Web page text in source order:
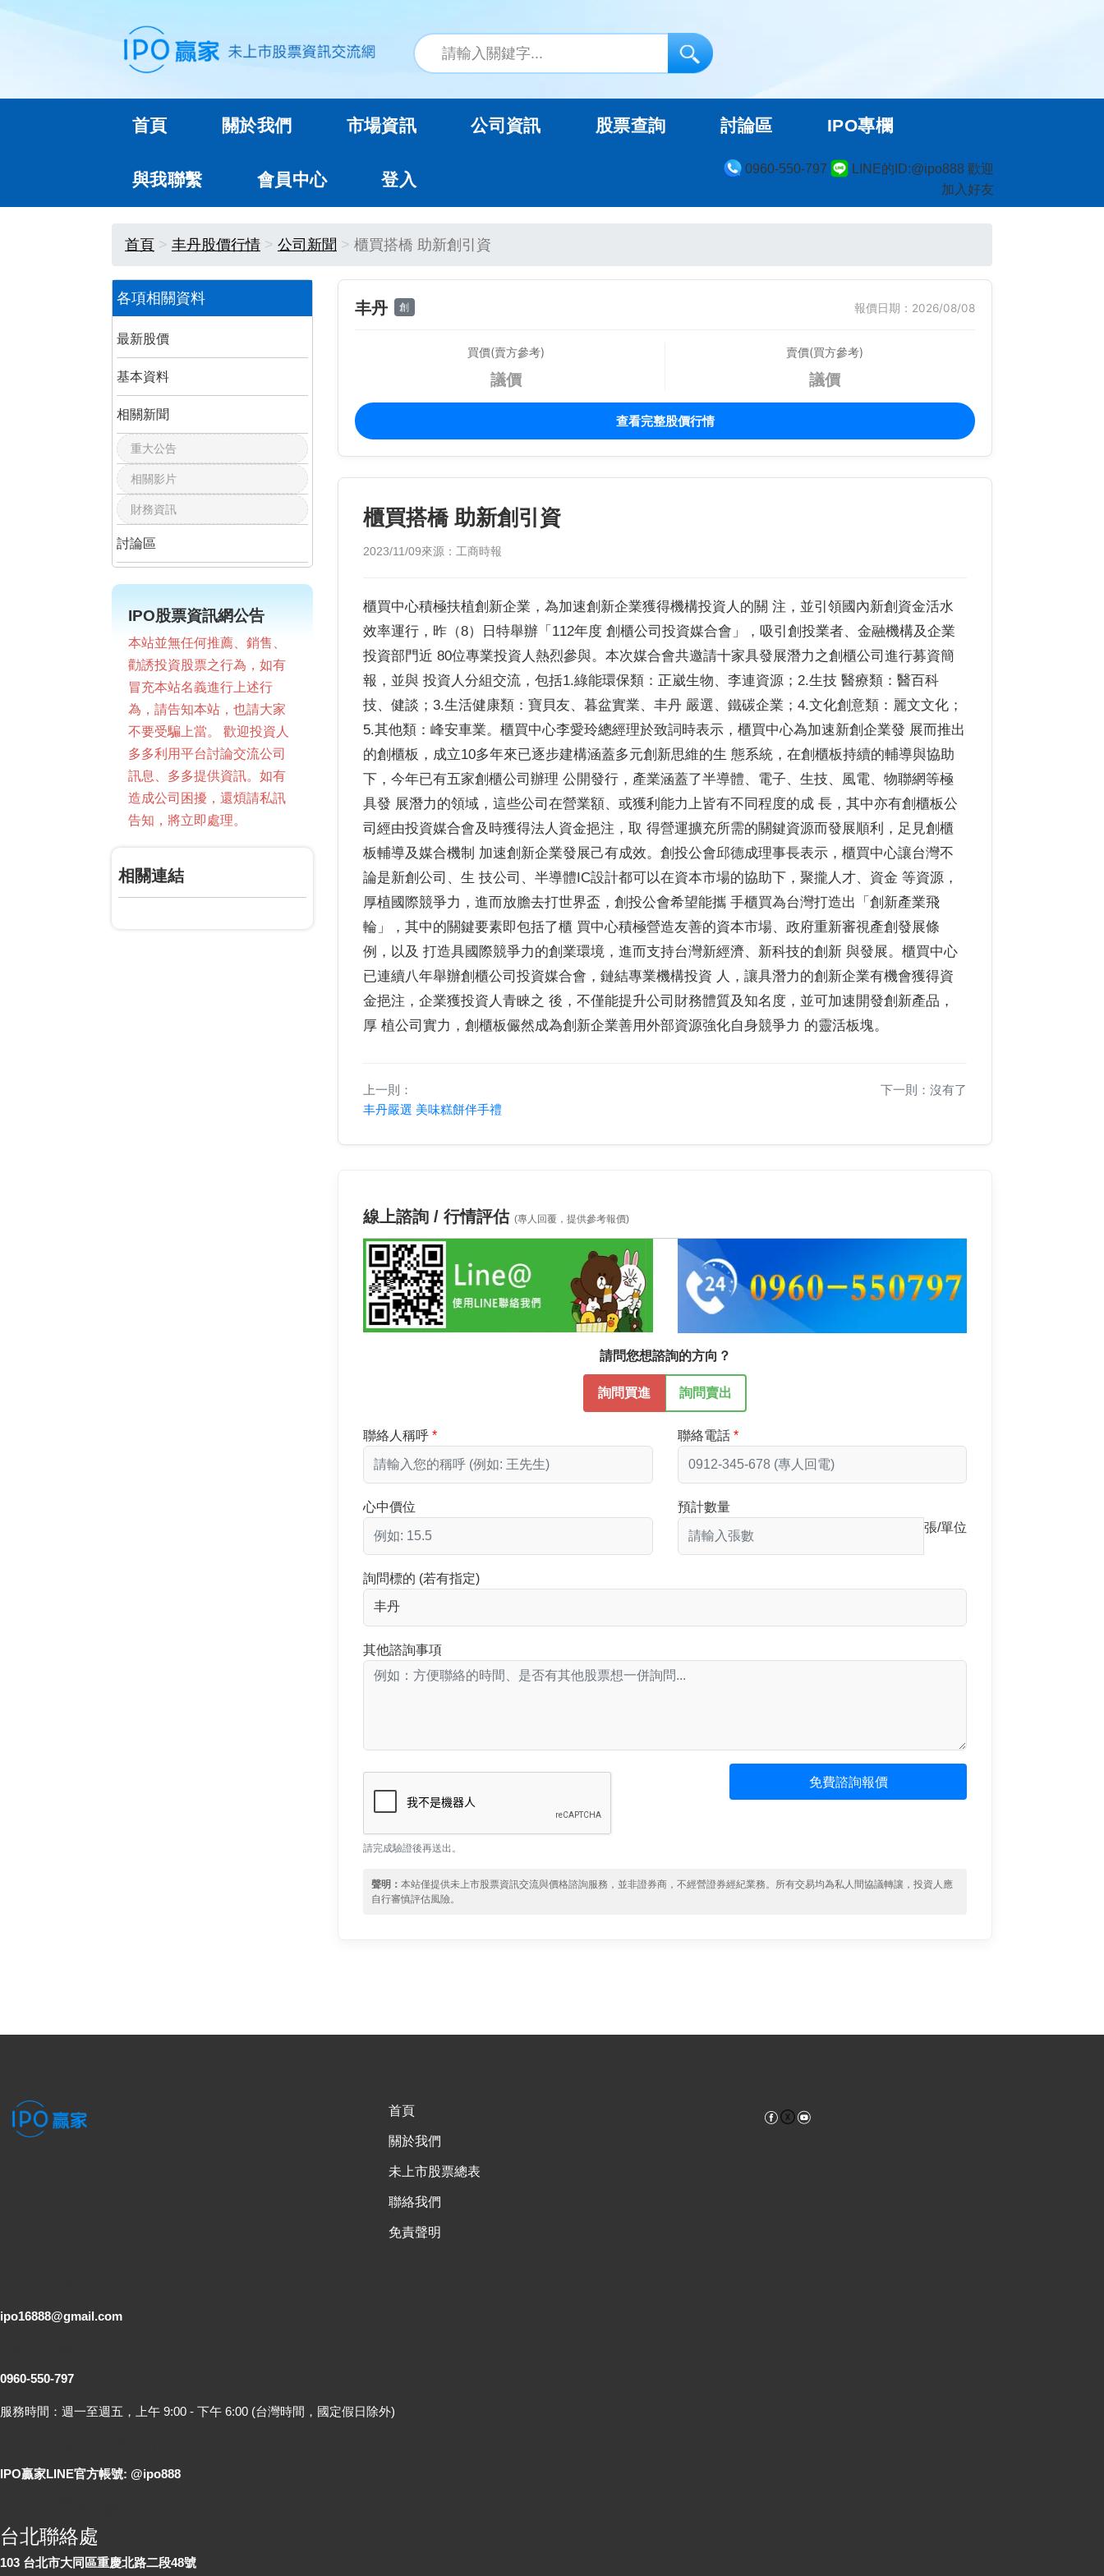
0960-550-797
LINE的ID:@ipo888 歡迎
加入好友
首頁 關於我們 市場資訊 公司資訊 股票查詢 討論區 IPO專欄
與我聯繫 會員中心 登入
首頁 丰丹股價行情 公司新聞 櫃買搭橋 助新創引資
各項相關資料
最新股價
基本資料
相關新聞
重大公告
相關影片
財務資訊
討論區
IPO股票資訊網公告
本站並無任何推薦、銷售、
勸誘投資股票之行為，如有
冒充本站名義進行上述行
為，請告知本站，也請大家
不要受騙上當。 歡迎投資人
多多利用平台討論交流公司
訊息、多多提供資訊。如有
造成公司困擾，還煩請私訊
告知，將立即處理。
相關連結
丰丹 創 報價日期：2026/08/08
買價(賣方參考)
議價
賣價(買方參考)
議價
查看完整股價行情
櫃買搭橋 助新創引資
2023/11/09來源：工商時報
櫃買中心積極扶植創新企業，為加速創新企業獲得機構投資人的關 注，並引領國內新創資金活水
效率運行，昨（8）日特舉辦「112年度 創櫃公司投資媒合會」，吸引創投業者、金融機構及企業
投資部門近 80位專業投資人熱烈參與。本次媒合會共邀請十家具發展潛力之創櫃公司進行募資簡
報，並與 投資人分組交流，包括1.綠能環保類：正崴生物、李連資源；2.生技 醫療類：醫百科
技、健談；3.生活健康類：寶貝友、暮盆實業、丰丹 嚴選、鐵碳企業；4.文化創意類：麗文文化；
5.其他類：峰安車業。櫃買中心李愛玲總經理於致詞時表示，櫃買中心為加速新創企業發 展而推出
的創櫃板，成立10多年來已逐步建構涵蓋多元創新思維的生 態系統，在創櫃板持續的輔導與協助
下，今年已有五家創櫃公司辦理 公開發行，產業涵蓋了半導體、電子、生技、風電、物聯網等極
具發 展潛力的領域，這些公司在營業額、或獲利能力上皆有不同程度的成 長，其中亦有創櫃板公
司經由投資媒合會及時獲得法人資金挹注，取 得營運擴充所需的關鍵資源而發展順利，足見創櫃
板輔導及媒合機制 加速創新企業發展己有成效。創投公會邱德成理事長表示，櫃買中心讓台灣不
論是新創公司、生 技公司、半導體IC設計都可以在資本市場的協助下，聚攏人才、資金 等資源，
厚植國際競爭力，進而放膽去打世界盃，創投公會希望能攜 手櫃買為台灣打造出「創新產業飛
輪」，其中的關鍵要素即包括了櫃 買中心積極營造友善的資本市場、政府重新審視產創發展條
例，以及 打造具國際競爭力的創業環境，進而支持台灣新經濟、新科技的創新 與發展。櫃買中心
已連續八年舉辦創櫃公司投資媒合會，鏈結專業機構投資 人，讓具潛力的創新企業有機會獲得資
金挹注，企業獲投資人青睞之 後，不僅能提升公司財務體質及知名度，並可加速開發創新產品，
厚 植公司實力，創櫃板儼然成為創新企業善用外部資源強化自身競爭力 的靈活板塊。
上一則：
丰丹嚴選 美味糕餅伴手禮
下一則：沒有了
線上諮詢 / 行情評估(專人回覆，提供參考報價)
請問您想諮詢的方向？
詢問買進 詢問賣出
聯絡人稱呼 聯絡電話
心中價位
預計數量
張/單位
詢問標的 (若有指定)
其他諮詢事項
請完成驗證後再送出。
免費諮詢報價
聲明：本站僅提供未上市股票資訊交流與價格諮詢服務，並非證券商，不經營證券經紀業務。所有交易均為私人間協議轉讓，投資人應
自行審慎評估風險。
首頁
關於我們
未上市股票總表
聯絡我們
免責聲明
Facebook
ipo16888@gmail.com
0960-550-797
服務時間：週一至週五，上午 9:00 - 下午 6:00 (台灣時間，國定假日除外)
IPO贏家LINE官方帳號: @ipo888
台北聯絡處
103 台北市大同區重慶北路二段48號